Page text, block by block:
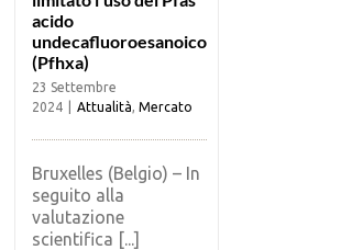
acido
undecafluoroesanoico
(Pfhxa)
23 Settembre
2024
Attualità Mercato
Bruxelles (Belgio) – In
seguito alla
valutazione
scientifica [...]